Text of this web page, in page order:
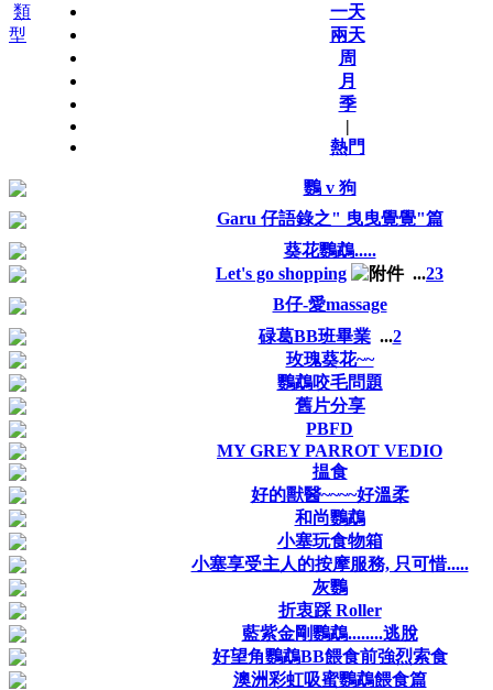
類
型
一天
兩天
周
月
季
|
熱門
鸚 v 狗
Garu 仔語錄之" 曳曳覺覺"篇
葵花鸚鵡.....
Let's go shopping
...23
B仔-愛massage
碌葛BB班畢業 ...2
玫瑰葵花~~
鸚鵡咬毛問題
舊片分享
PBFD
MY GREY PARROT VEDIO
揾食
好的獸醫~~~~好溫柔
和尚鸚鵡
小塞玩食物箱
小塞享受主人的按摩服務, 只可惜.....
灰鸚
折衷踩 Roller
藍紫金剛鸚鵡........逃脫
好望角鸚鵡BB餵食前強烈索食
澳洲彩虹吸蜜鸚鵡餵食篇